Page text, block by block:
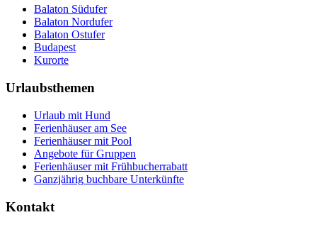
Balaton Südufer
Balaton Nordufer
Balaton Ostufer
Budapest
Kurorte
Urlaubsthemen
Urlaub mit Hund
Ferienhäuser am See
Ferienhäuser mit Pool
Angebote für Gruppen
Ferienhäuser mit Frühbucherrabatt
Ganzjährig buchbare Unterkünfte
Kontakt